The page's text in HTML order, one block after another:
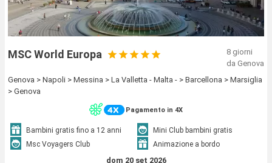
MSC World Europa
8 giorni
da Genova
Genova > Napoli > Messina > La Valletta - Malta - > Barcellona > Marsiglia
> Genova
Pagamento in 4X
Bambini gratis fino a 12 anni
Mini Club bambini gratis
Msc Voyagers Club
Animazione a bordo
dom 20 set 2026